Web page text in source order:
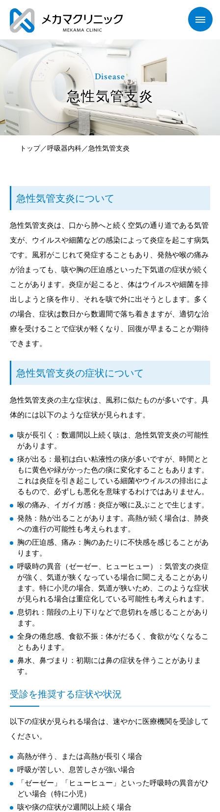
Disease
急性気管支炎
トップ／ 呼吸器内科／急性気管支炎
急性気管支炎について
急性気管支炎は、口から肺へと続く空気の通り道である気管
支が、ウイルスや細菌などの感染によって炎症を起こす病気
です。風邪がこじれて発症することもあり、発熱や喉の痛み
が治まっても、咳や胸の圧迫感といった下気道の症状が続く
ことがあります。炎症が起こると、体はウイルスや細菌を排
出しようと痰を作り、それを咳で外に出そうとします。多く
の場合、症状は数日から数週間で落ち着きますが、適切な治
療を受けることで症状が軽くなり、回復が早まることが期待
できます。
急性気管支炎の症状について
急性気管支炎の主な症状は、風邪に似たものが多いです。具
体的には以下のような症状が見られます。
咳が長引く：数週間以上続く咳は、急性気管支炎の可能性
があります。
痰が出る：最初は白い粘液性の痰が多いですが、時間とと
もに黄色や緑がかった色の痰に変化することもあります。
これは炎症を引き起こしている細菌やウイルスの排出によ
るもので、必ずしも悪化を意味するわけではありません。
喉の痛み、イガイガ感：炎症が喉に及ぶことで生じます。
発熱：熱が出ることがあります。高熱が続く場合は、肺炎
への進行の可能性も考えられます。
胸の圧迫感、痛み：胸のあたりに不快感を感じることがあ
ります。
呼吸時の異音（ゼーゼー、ヒューヒュー）：気管支の炎症
が強く、気道が狭くなっている場合に聞こえることがあり
ます。特に小児の場合、気道が狭いため、このような症状
が見られる場合は重症化している可能性も考えられます。
息切れ：階段の上り下りなどで息切れを感じることがあり
ます。
全身の倦怠感、食欲不振：体がだるく、食欲がなくなるこ
ともあります。
鼻水、鼻づまり：初期には鼻の症状を伴うことがありま
す。
受診を推奨する症状や状況
以下の症状が見られる場合は、速やかに医療機関を受診して
ください。
高熱が伴う、または高熱が長引く場合
呼吸が苦しい、息苦しさが強い場合
「ゼーゼー」「ヒューヒュー」といった呼吸時の異音がひ
どい場合（特に小児）
咳や痰の症状が2週間以上続く場合